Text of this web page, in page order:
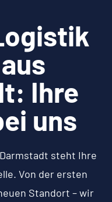
Ihre
uns
steht Ihre
Von der ersten
Standort – wir